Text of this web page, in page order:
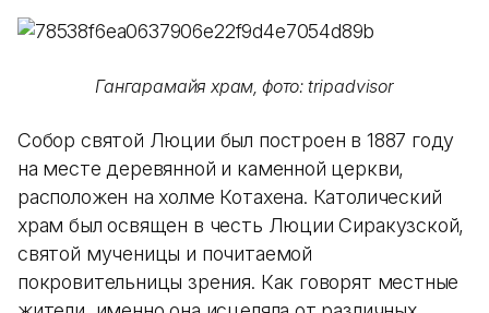
Гангарамайя храм, фото: tripadvisor
Собор святой Люции был построен в 1887 году
на месте деревянной и каменной церкви,
расположен на холме Котахена. Католический
храм был освящен в честь Люции Сиракузской,
святой мученицы и почитаемой
покровительницы зрения. Как говорят местные